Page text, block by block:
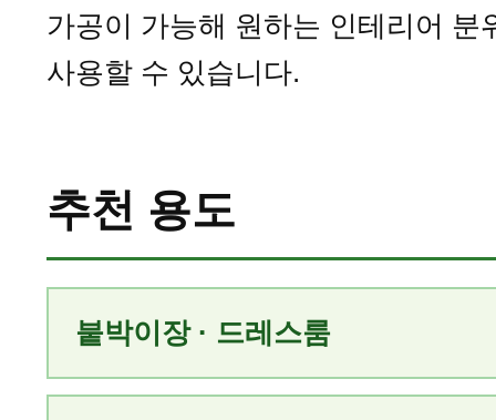
가공이 가능해 원하는 인테리어 분
사용할 수 있습니다.
추천 용도
붙박이장 · 드레스룸